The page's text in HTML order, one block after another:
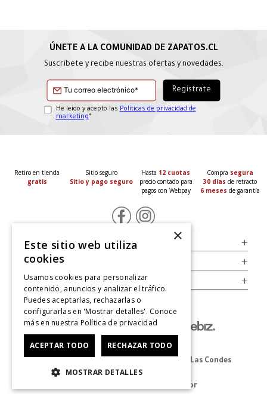
Suscríbete y recibe nuestras ofertas y novedades.
He leído y acepto las Políticas de privacidad de
marketing*
Retiro en tienda
gratis
Sitio seguro
Sitio y pago seguro
Hasta 12 cuotas
precio contado para
pagos con Webpay
Compra segura
30 días de retracto
6 meses de garantía
Servicio al Consumidor +
Legal +
Cuenta +
Dirección Oficina: Av. Las Condes #11281 - Las Condes
Revisa nuestras tiendas
© 2025 Zapatos derechos de autor
×
Este sitio web utiliza
cookies
Usamos cookies para personalizar
contenido, anuncios y analizar el tráfico.
Puedes aceptarlas, rechazarlas o
configurarlas en 'Mostrar detalles'. Conoce
más en nuestra Política de privacidad
ACEPTAR TODO RECHAZAR TODO
MOSTRAR DETALLES